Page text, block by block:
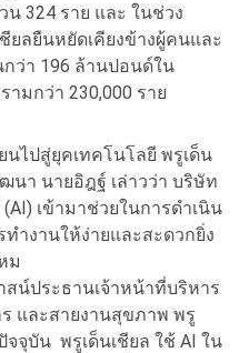
น 324 ราย และ ในช่วง
ยลยืนหยัดเคียงข้างผู้คนและ
กว่า 196 ล้านปอนด์ใน
มกว่า 230,000 ราย
ยุคเทคโนโลยี พรูเด็น
นา นายอิฎฐ์ เล่าวว่า บริษัท
เข้ามาช่วยในการดำเนิน
ำงานให้ง่ายและสะดวกยิ่ง
ม
ระธานเจ้าหน้าที่บริหาร
และสายงานสุขภาพ พรู
จจุบัน พรูเด็นเชียล ใช้ AI ใน